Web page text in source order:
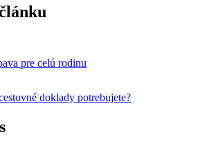
pre celú rodinu
doklady potrebujete?